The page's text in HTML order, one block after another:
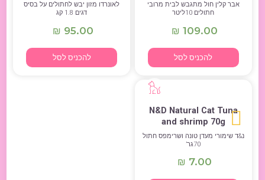
אבר קלין חול מתגבש לבית מרובי
חתולים 10ליטר
₪ 109.00
להכניס לסל
לאונרדו מזון יבש לחתולים על בסיס
דגים 1.8 קג
₪ 95.00
להכניס לסל
N&D Natural Cat Tuna
and shrimp 70g
נ&ד שימורי מעדן טונה ושרימפס חתול
70גר’
₪ 7.00